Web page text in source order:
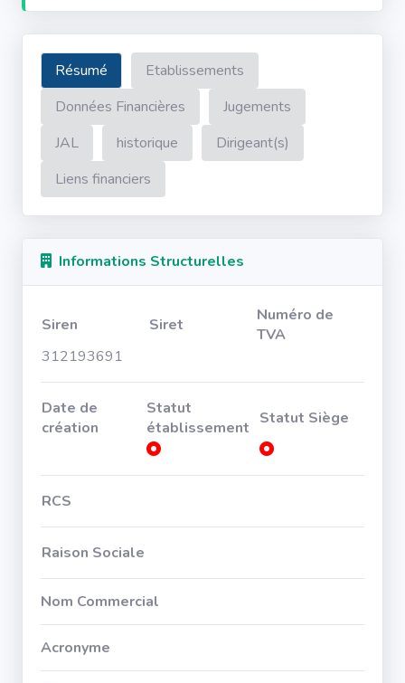
Résumé
Etablissements
Données Financières
Jugements
JAL
historique
Dirigeant(s)
Liens financiers
Informations Structurelles
Siren Siret
Numéro de
TVA
312193691
Date de
création
Statut
établissement Statut Siège
RCS
Raison Sociale
Nom Commercial
Acronyme